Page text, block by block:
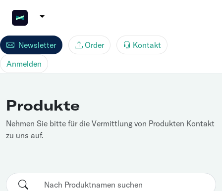
Newsletter Order
Kontakt
Anmelden
Produkte
Nehmen Sie bitte für die Vermittlung von Produkten Kontakt
zu uns auf.